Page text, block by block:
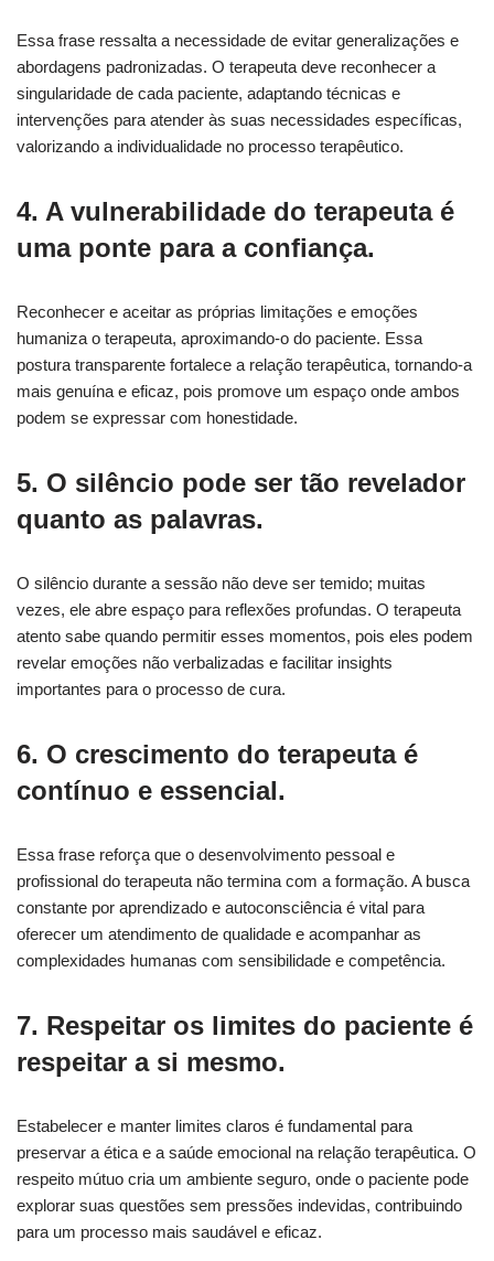
Essa frase ressalta a necessidade de evitar generalizações e
abordagens padronizadas. O terapeuta deve reconhecer a
singularidade de cada paciente, adaptando técnicas e
intervenções para atender às suas necessidades específicas,
valorizando a individualidade no processo terapêutico.
4. A vulnerabilidade do terapeuta é
uma ponte para a confiança.
Reconhecer e aceitar as próprias limitações e emoções
humaniza o terapeuta, aproximando-o do paciente. Essa
postura transparente fortalece a relação terapêutica, tornando-a
mais genuína e eficaz, pois promove um espaço onde ambos
podem se expressar com honestidade.
5. O silêncio pode ser tão revelador
quanto as palavras.
O silêncio durante a sessão não deve ser temido; muitas
vezes, ele abre espaço para reflexões profundas. O terapeuta
atento sabe quando permitir esses momentos, pois eles podem
revelar emoções não verbalizadas e facilitar insights
importantes para o processo de cura.
6. O crescimento do terapeuta é
contínuo e essencial.
Essa frase reforça que o desenvolvimento pessoal e
profissional do terapeuta não termina com a formação. A busca
constante por aprendizado e autoconsciência é vital para
oferecer um atendimento de qualidade e acompanhar as
complexidades humanas com sensibilidade e competência.
7. Respeitar os limites do paciente é
respeitar a si mesmo.
Estabelecer e manter limites claros é fundamental para
preservar a ética e a saúde emocional na relação terapêutica. O
respeito mútuo cria um ambiente seguro, onde o paciente pode
explorar suas questões sem pressões indevidas, contribuindo
para um processo mais saudável e eficaz.